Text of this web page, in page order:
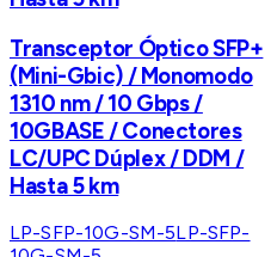
Transceptor Óptico SFP+
(Mini-Gbic) / Monomodo
1310 nm / 10 Gbps /
10GBASE / Conectores
LC/UPC Dúplex / DDM /
Hasta 5 km
LP-SFP-10G-SM-5LP-SFP-